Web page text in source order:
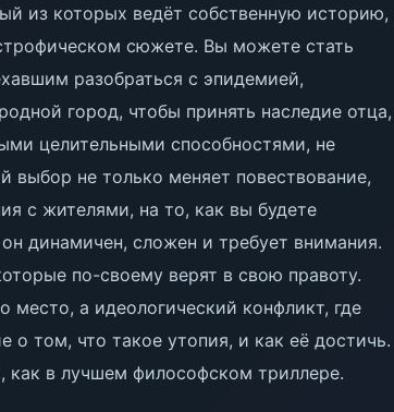
из которых ведёт собственную историю,
сюжете. Вы можете стать
разобраться с эпидемией,
город, чтобы принять наследие отца,
целительными способностями, не
не только меняет повествование,
с жителями, на то, как вы будете
динамичен, сложен и требует внимания.
по-своему верят в свою правоту.
а идеологический конфликт, где
том, что такое утопия, и как её достичь.
как в лучшем философском триллере.